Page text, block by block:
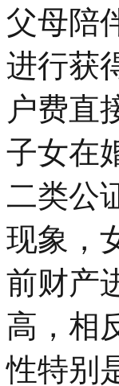
父母陪
进行获
户费直
子女在
二类公
现象，
前财产
高，相
性特别